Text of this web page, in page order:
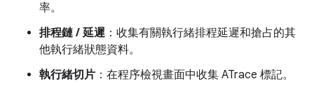
率。
排程鏈 / 延遲 ：收集有關執行緒排程延遲和搶占的其
他執行緒狀態資料。
執行緒切片 ：在程序檢視畫面中收集 ATrace 標記。